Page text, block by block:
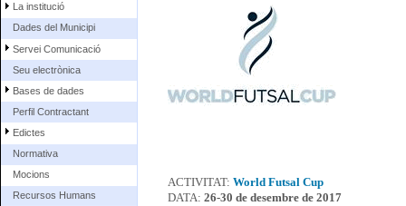
La institució
Dades del Municipi
Servei Comunicació
Seu electrònica
Bases de dades
Perfil Contractant
Edictes
Normativa
Mocions
Recursos Humans
ACTIVITAT: World Futsal Cup
DATA: 26-30 de desembre de 2017